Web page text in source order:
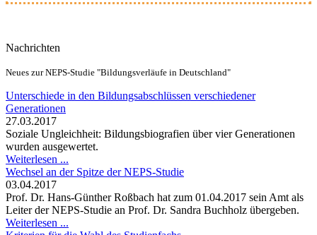
Nachrichten
Neues zur NEPS-Studie "Bildungsverläufe in Deutschland"
Unterschiede in den Bildungsabschlüssen verschiedener
Generationen
27.03.2017
Soziale Ungleichheit: Bildungsbiografien über vier Generationen
wurden ausgewertet.
Weiterlesen ...
Wechsel an der Spitze der NEPS-Studie
03.04.2017
Prof. Dr. Hans-Günther Roßbach hat zum 01.04.2017 sein Amt als
Leiter der NEPS-Studie an Prof. Dr. Sandra Buchholz übergeben.
Weiterlesen ...